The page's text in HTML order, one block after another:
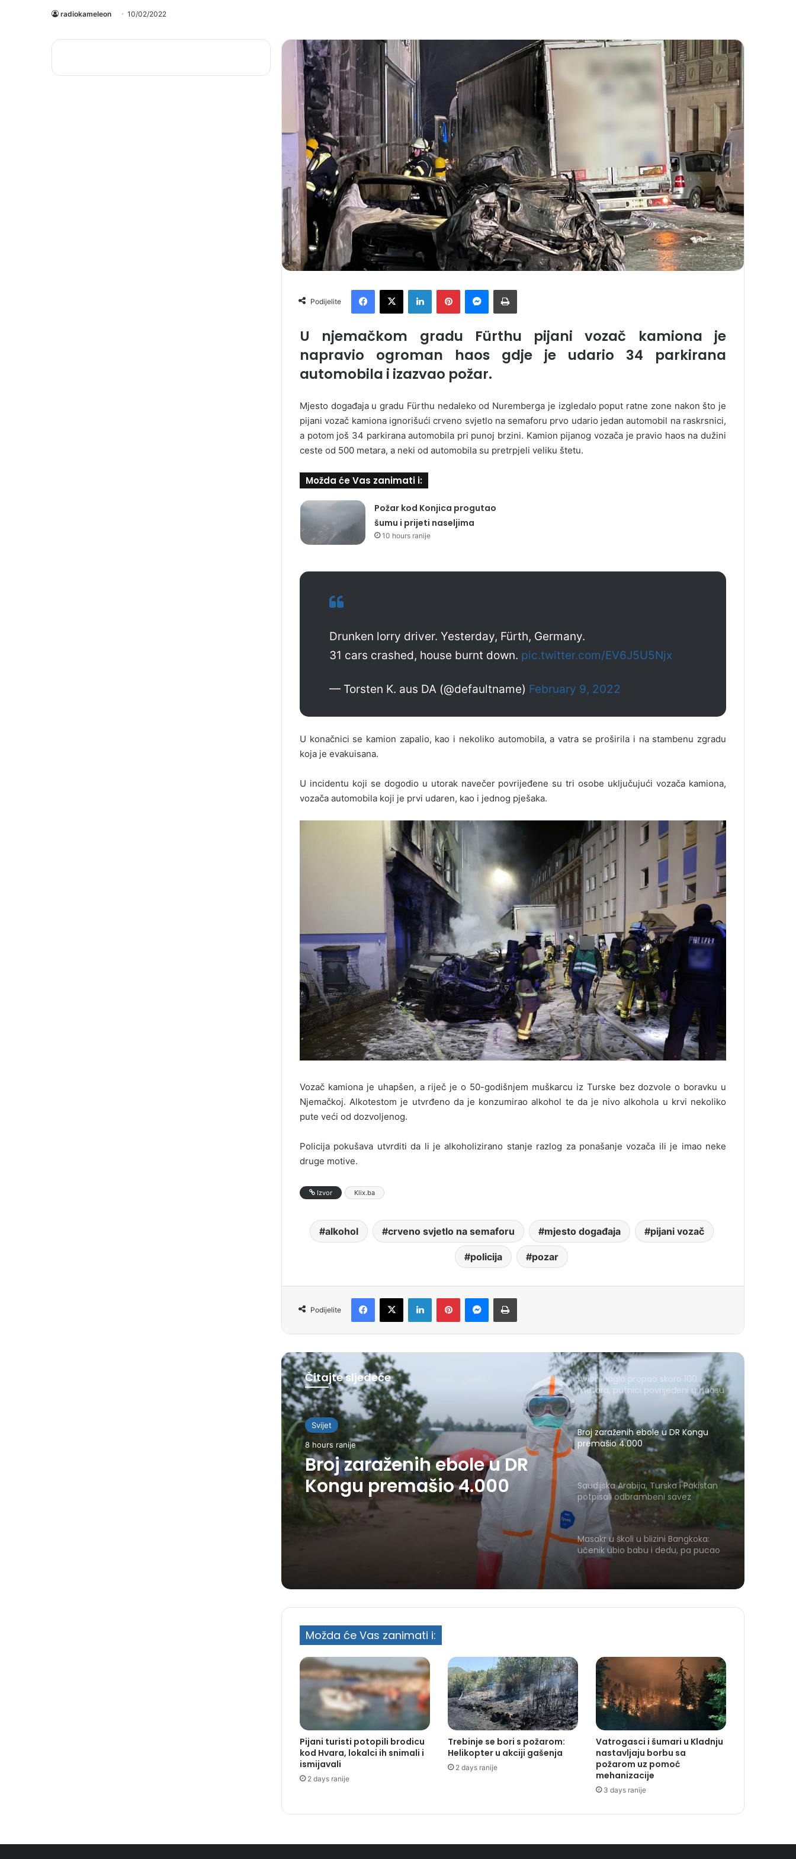
radiokameleon 10/02/2022
Podijelite
U njemačkom gradu Fürthu pijani vozač kamiona je
napravio ogroman haos gdje je udario 34 parkirana
automobila i izazvao požar.
Mjesto događaja u gradu Fürthu nedaleko od Nuremberga je izgledalo poput ratne zone nakon što je
pijani vozač kamiona ignorišući crveno svjetlo na semaforu prvo udario jedan automobil na raskrsnici,
a potom još 34 parkirana automobila pri punoj brzini. Kamion pijanog vozača je pravio haos na dužini
ceste od 500 metara, a neki od automobila su pretrpjeli veliku štetu.
Možda će Vas zanimati i:
Požar kod Konjica progutao
šumu i prijeti naseljima
10 hours ranije
Drunken lorry driver. Yesterday, Fürth, Germany.
31 cars crashed, house burnt down. pic.twitter.com/EV6J5U5Njx
— Torsten K. aus DA (@defaultname) February 9, 2022
U konačnici se kamion zapalio, kao i nekoliko automobila, a vatra se proširila i na stambenu zgradu
koja je evakuisana.
U incidentu koji se dogodio u utorak navečer povrijeđene su tri osobe uključujući vozača kamiona,
vozača automobila koji je prvi udaren, kao i jednog pješaka.
Vozač kamiona je uhapšen, a riječ je o 50-godišnjem muškarcu iz Turske bez dozvole o boravku u
Njemačkoj. Alkotestom je utvrđeno da je konzumirao alkohol te da je nivo alkohola u krvi nekoliko
pute veći od dozvoljenog.
Policija pokušava utvrditi da li je alkoholizirano stanje razlog za ponašanje vozača ili je imao neke
druge motive.
Izvor Klix.ba
alkohol crveno svjetlo na semaforu mjesto događaja pijani vozač
policija pozar
Podijelite
Čitajte sljedeće
Svijet
8 hours ranije
Broj zaraženih ebole u DR
Kongu premašio 4.000
Svijet
8 hours ranije
Saudijska Arabija, Turska i
odbrambeni savez
Avion naglo propao skoro 100
metara, putnici povrijeđeni u haosu
Broj zaraženih ebole u DR Kongu
premašio 4.000
Saudijska Arabija, Turska i Pakistan
potpisali odbrambeni savez
Masakr u školi u blizini Bangkoka:
učenik ubio babu i dedu, pa pucao
na nastavnike i đake
Možda će Vas zanimati i:
Pijani turisti potopili brodicu
kod Hvara, lokalci ih snimali i
ismijavali
2 days ranije
Trebinje se bori s požarom:
Helikopter u akciji gašenja
2 days ranije
Vatrogasci i šumari u Kladnju
nastavljaju borbu sa
požarom uz pomoć
mehanizacije
3 days ranije